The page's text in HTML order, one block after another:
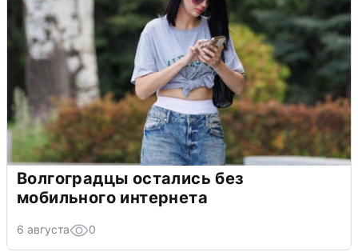
Волгоградцы остались без
мобильного интернета
6 августа 0